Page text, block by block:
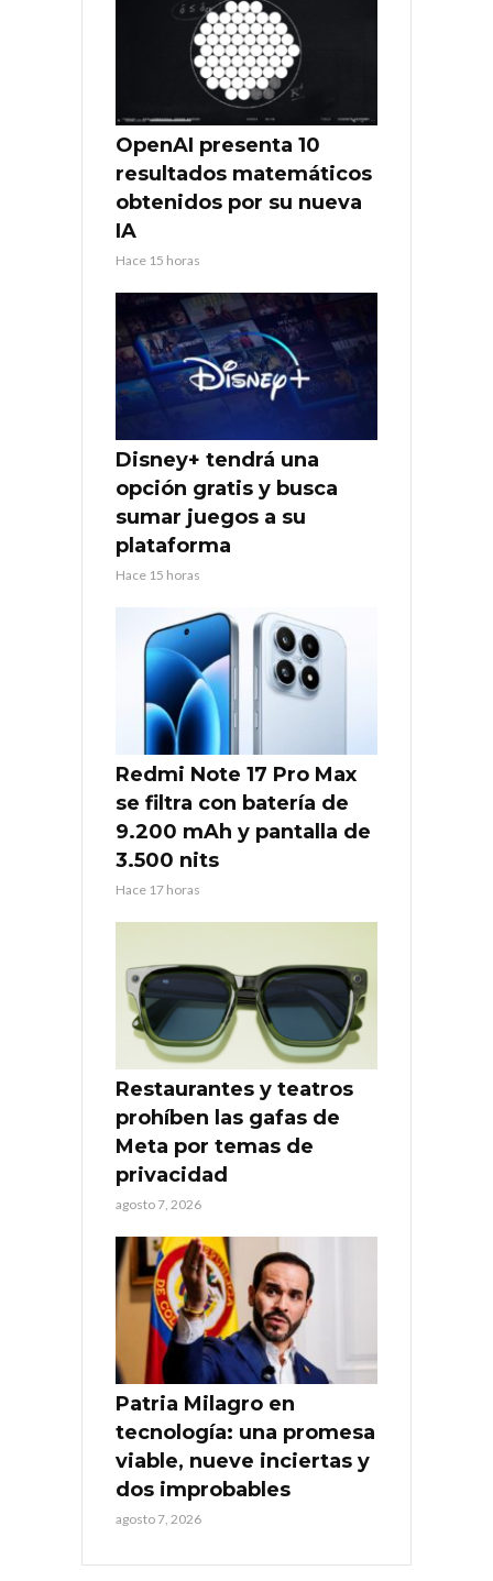
OpenAI presenta 10
resultados matemáticos
obtenidos por su nueva
IA
Hace 15 horas
Disney+ tendrá una
opción gratis y busca
sumar juegos a su
plataforma
Hace 15 horas
Redmi Note 17 Pro Max
se filtra con batería de
9.200 mAh y pantalla de
3.500 nits
Hace 17 horas
Restaurantes y teatros
prohíben las gafas de
Meta por temas de
privacidad
agosto 7, 2026
Patria Milagro en
tecnología: una promesa
viable, nueve inciertas y
dos improbables
agosto 7, 2026